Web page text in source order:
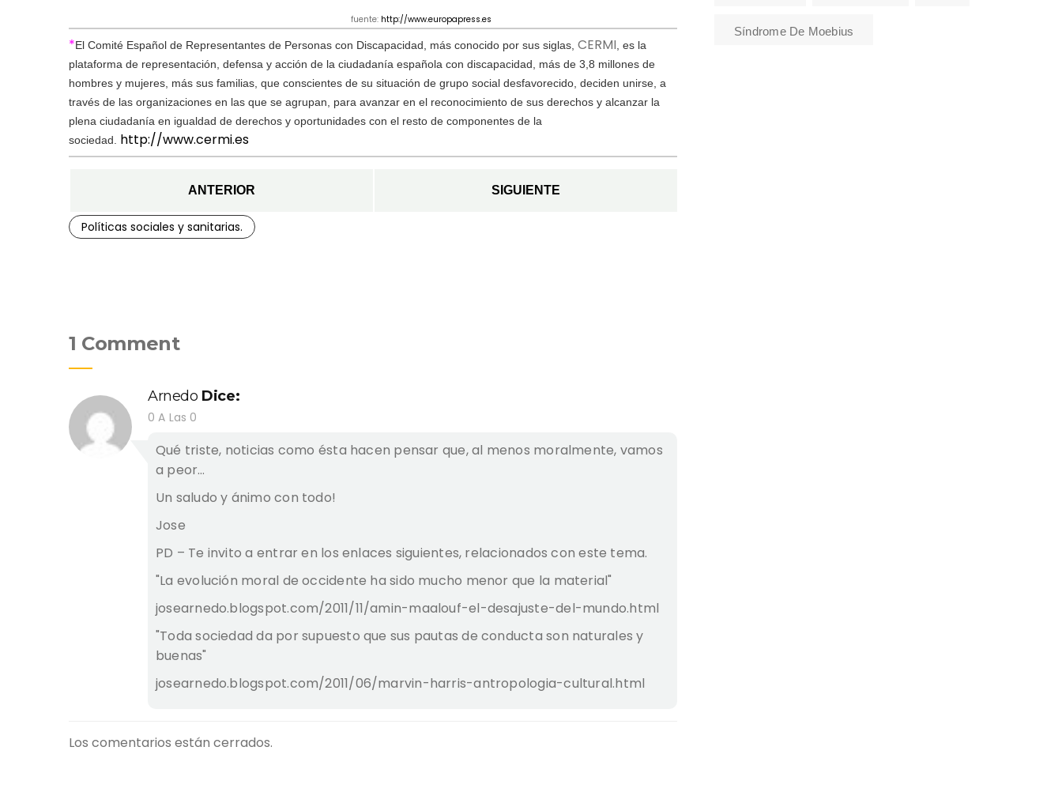
fuente: http://www.europapress.es
*El Comité Español de Representantes de Personas con Discapacidad, más conocido por sus siglas, CERMI , es la
plataforma de representación, defensa y acción de la ciudadanía española con discapacidad, más de 3,8 millones de
hombres y mujeres, más sus familias, que conscientes de su situación de grupo social desfavorecido, deciden unirse, a
través de las organizaciones en las que se agrupan, para avanzar en el reconocimiento de sus derechos y alcanzar la
plena ciudadanía en igualdad de derechos y oportunidades con el resto de componentes de la
sociedad. http://www.cermi.es
ANTERIOR SIGUIENTE
Políticas sociales y sanitarias.
1 Comment
Arnedo Dice:
0 A Las 0
Qué triste, noticias como ésta hacen pensar que, al menos moralmente, vamos
a peor…
Un saludo y ánimo con todo!
Jose
PD – Te invito a entrar en los enlaces siguientes, relacionados con este tema.
"La evolución moral de occidente ha sido mucho menor que la material"
josearnedo.blogspot.com/2011/11/amin-maalouf-el-desajuste-del-mundo.html
"Toda sociedad da por supuesto que sus pautas de conducta son naturales y
buenas"
josearnedo.blogspot.com/2011/06/marvin-harris-antropologia-cultural.html
Los comentarios están cerrados.
Síndrome De Moebius